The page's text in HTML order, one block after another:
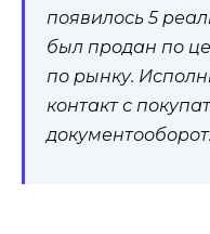
появилось 5
был продан по
по рынку.
контакт с
документооборот.